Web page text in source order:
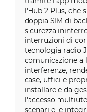
l'Hub 2 Plus, che
doppia SIM di
sicurezza
interruzioni di
tecnologia radio
comunicazione a
interferenze,
case, uffici e
installare e da
l'accesso
scenari e le